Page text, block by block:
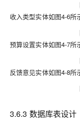
收入类型实体如图4-6所
预算设置实体如图4-7所
反馈意见实体如图4-8所
3.6.3 数据库表设计